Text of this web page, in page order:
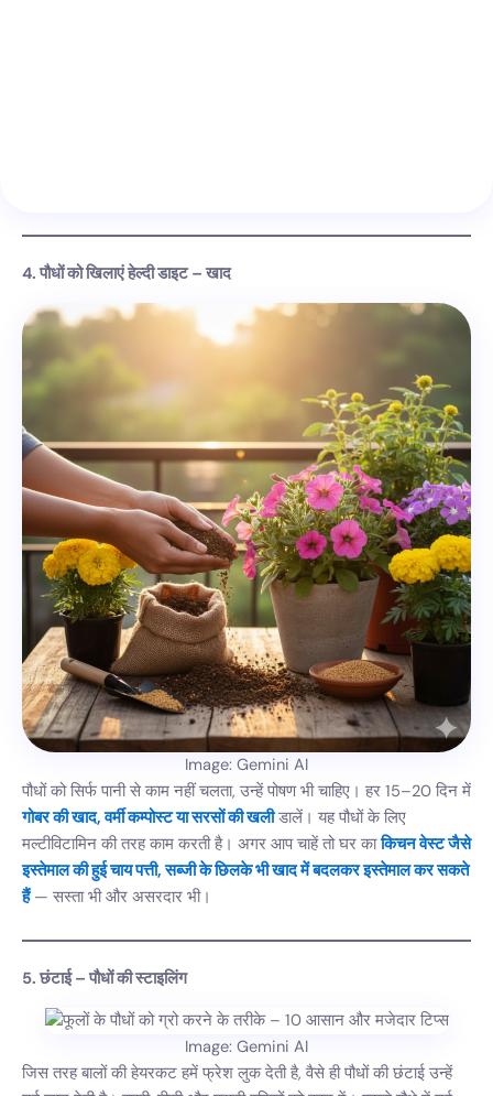
4. पौधों को खिलाएं हेल्दी डाइट – खाद
Image: Gemini AI
पौधों को सिर्फ पानी से काम नहीं चलता, उन्हें पोषण भी चाहिए। हर 15–20 दिन में
गोबर की खाद, वर्मी कम्पोस्ट या सरसों की खलीडालें। यह पौधों के लिए
मल्टीविटामिन की तरह काम करती है। अगर आप चाहें तो घर काकिचन वेस्ट जैसे
इस्तेमाल की हुई चाय पत्ती, सब्जी के छिलके भी खाद में बदलकर इस्तेमाल कर सकते
हैं— सस्ता भी और असरदार भी।
5. छंटाई – पौधों की स्टाइलिंग
Image: Gemini AI
जिस तरह बालों की हेयरकट हमें फ्रेश लुक देती है, वैसे ही पौधों की छंटाई उन्हें